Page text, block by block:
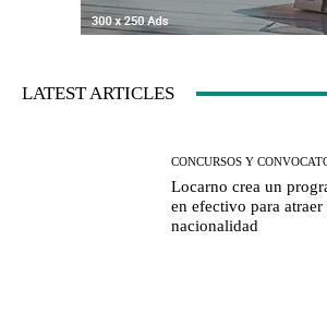
LATEST ARTICLES
CONCURSOS Y
Locarno crea un
en efectivo para
nacionalidad